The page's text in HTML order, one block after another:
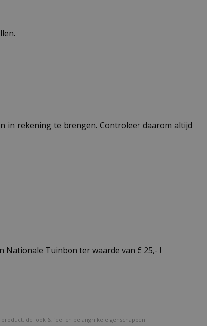
in rekening te brengen. Controleer daarom altijd
Nationale Tuinbon ter waarde van € 25,- !
de look & feel en belangrijke eigenschappen.